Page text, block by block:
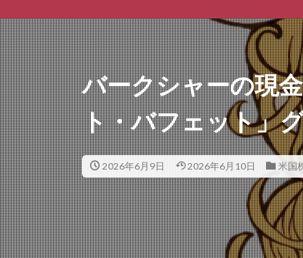
バークシャーの現
ト・バフェット」
2026年6月9日 2026年6月10日 米国